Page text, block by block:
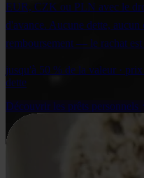
EUR, CZK ou PLN avec le
d'avance. Aucune dette,
remboursement — le rachat
jusqu'à 50 % de la valeur ·
dette
Découvrir les prêts personnels